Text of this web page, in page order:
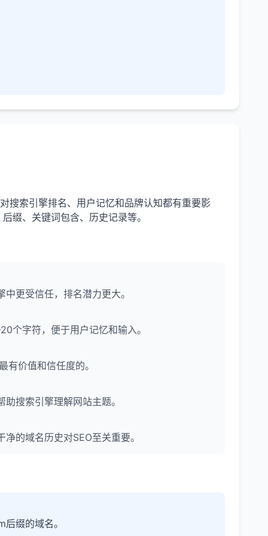
搜索引擎排名、用户记忆和品牌认知都有重要影
缀、关键词包含、历史记录等。
更受信任，排名潜力更大。
个字符，便于用户记忆和输入。
价值和信任度的。
搜索引擎理解网站主题。
的域名历史对SEO至关重要。
缀的域名。